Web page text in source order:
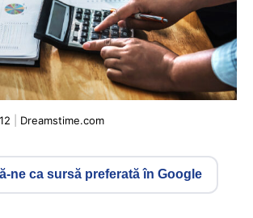
Dreamstime.com
ne ca sursă preferată în Google